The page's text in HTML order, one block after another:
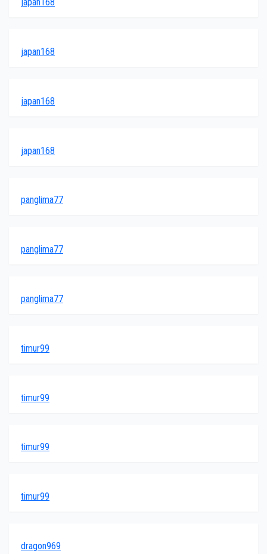
japan168
japan168
japan168
panglima77
panglima77
panglima77
timur99
timur99
timur99
timur99
dragon969